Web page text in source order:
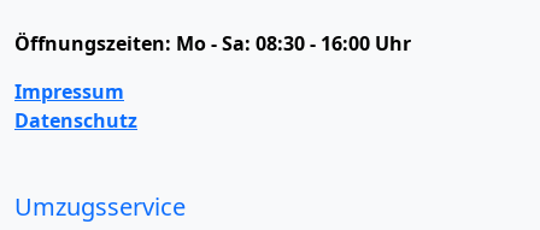
Öffnungszeiten: Mo - Sa: 08:30 - 16:00 Uhr
Impressum
Datenschutz
Umzugsservice